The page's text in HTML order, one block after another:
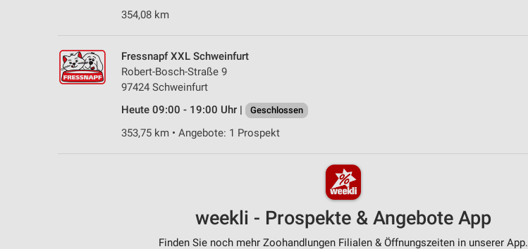
354,08 km
Fressnapf XXL Schweinfurt
Robert-Bosch-Straße 9
97424 Schweinfurt
Heute 09:00 - 19:00 Uhr |
Geschlossen
353,75 km • Angebote: 1 Prospekt
weekli - Prospekte & Angebote App
Finden Sie noch mehr Zoohandlungen Filialen & Öffnungszeiten in unserer App.